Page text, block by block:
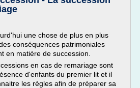
une chose de plus en plus
conséquences patrimoniales
en matière de succession.
en cas de remariage sont
d'enfants du premier lit et il
les règles afin de préparer sa